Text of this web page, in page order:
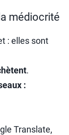
médiocrité
: elles sont
.
:
Translate,